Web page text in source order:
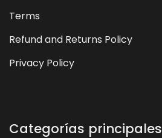
Terms
Refund and Returns Policy
Privacy Policy
Categorías principales